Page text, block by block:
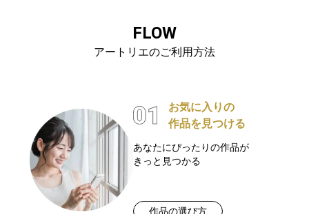
FLOW
アートリエのご利用方法
お気に入りの
作品を見つける
あなたにぴったりの作品が
きっと見つかる
作品の選び方